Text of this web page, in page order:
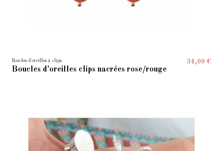
Boucles d'oreilles à clips
Boucles d'oreilles clips nacrées rose/rouge
34,00 €